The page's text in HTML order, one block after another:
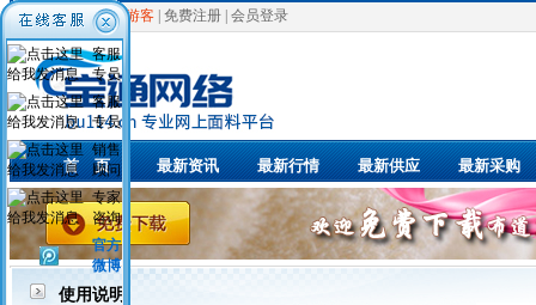
欢迎光临，游客 免费注册 会员登录
首 页 最新资讯 最新行情 最新供应 最新采购
使用说明
客服
专员
客服
专员
销售
顾问
专家
咨询
官方
微博